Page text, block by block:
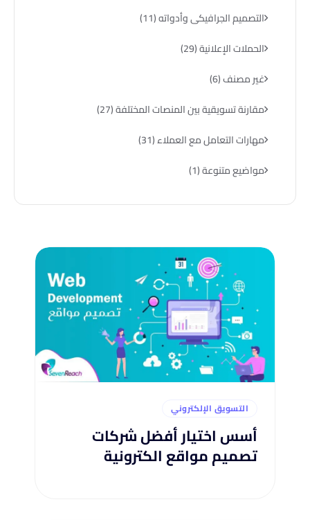
التصميم الجرافيكى وأدواته(11)
الحملات الإعلانية(29)
غير مصنف(6)
مقارنة تسويقية بين المنصات المختلفة(27)
مهارات التعامل مع العملاء(31)
مواضيع متنوعة(1)
التسويق الإلكتروني
أسس اختيار أفضل شركات
تصميم مواقع الكترونية